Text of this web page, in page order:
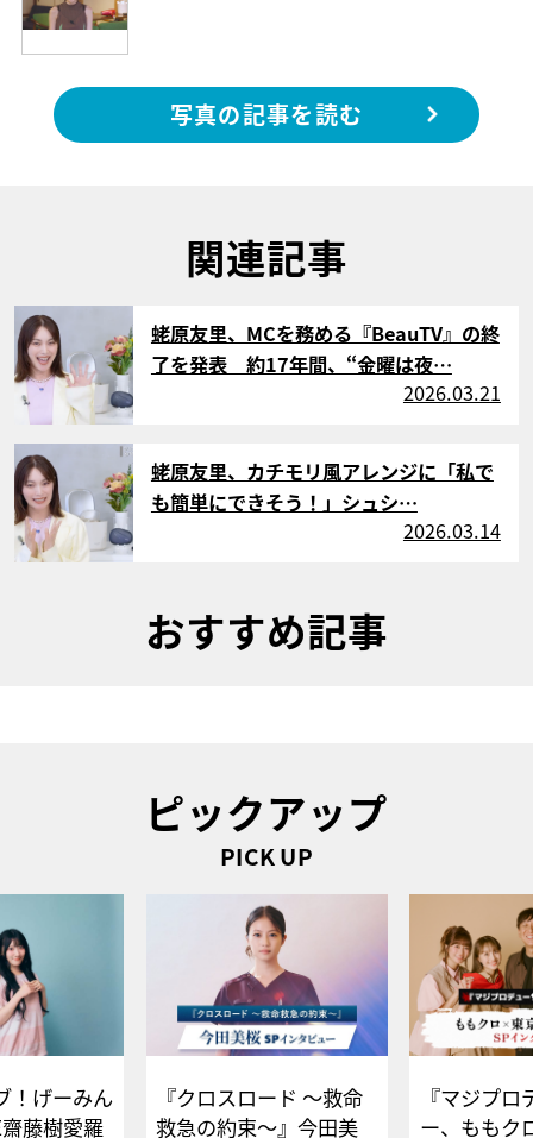
写真の記事を読む
関連記事
サムネイル
蛯原友里、MCを務める『BeauTV』の終
了を発表 約17年間、“金曜は夜…
2026.03.21
サムネイル
蛯原友里、カチモリ風アレンジに「私で
も簡単にできそう！」シュシ…
2026.03.14
おすすめ記事
ピックアップ
PICK UP
！げーみん
藤樹愛羅
『クロスロード ～救命
救急の約束～』今田美
『マジプロ
ー、ももク